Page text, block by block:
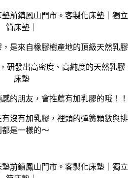
是來自橡膠樹產地的頂級天然乳膠
研發出高密度、高純度的天然乳膠
床墊
的朋友，會推薦有加乳膠的哦！！
沒有加乳膠，裡頭的彈簧顆數與排
都是一樣的～